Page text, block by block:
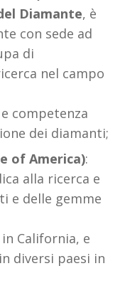
Diamante, è
con sede ad
di
nel campo
competenza
dei diamanti;
of America):
alla ricerca e
e delle gemme
California, e
diversi paesi in